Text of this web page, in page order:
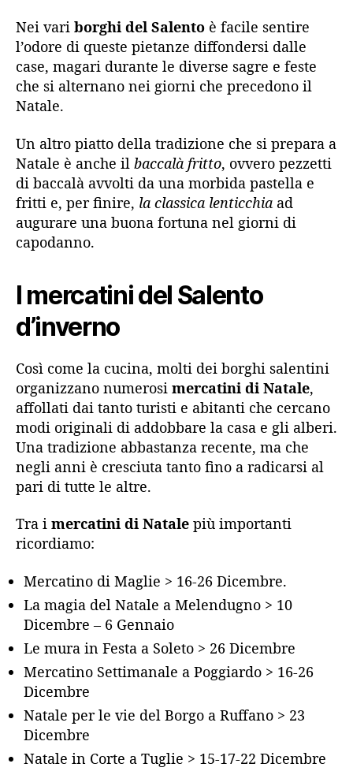
Nei vari borghi del Salento è facile sentire
l’odore di queste pietanze diffondersi dalle
case, magari durante le diverse sagre e feste
che si alternano nei giorni che precedono il
Natale.
Un altro piatto della tradizione che si prepara a
Natale è anche il baccalà fritto, ovvero pezzetti
di baccalà avvolti da una morbida pastella e
fritti e, per finire, la classica lenticchia ad
augurare una buona fortuna nel giorni di
capodanno.
I mercatini del Salento
d’inverno
Così come la cucina, molti dei borghi salentini
organizzano numerosi mercatini di Natale,
affollati dai tanto turisti e abitanti che cercano
modi originali di addobbare la casa e gli alberi.
Una tradizione abbastanza recente, ma che
negli anni è cresciuta tanto fino a radicarsi al
pari di tutte le altre.
Tra i mercatini di Natale più importanti
ricordiamo:
Mercatino di Maglie > 16-26 Dicembre.
La magia del Natale a Melendugno > 10
Dicembre – 6 Gennaio
Le mura in Festa a Soleto > 26 Dicembre
Mercatino Settimanale a Poggiardo > 16-26
Dicembre
Natale per le vie del Borgo a Ruffano > 23
Dicembre
Natale in Corte a Tuglie > 15-17-22 Dicembre